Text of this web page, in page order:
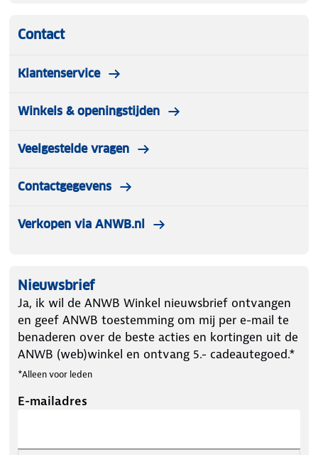
Contact
Klantenservice
Winkels & openingstijden
Veelgestelde vragen
Contactgegevens
Verkopen via ANWB.nl
Nieuwsbrief
Ja, ik wil de ANWB Winkel nieuwsbrief ontvangen
en geef ANWB toestemming om mij per e-mail te
benaderen over de beste acties en kortingen uit de
ANWB (web)winkel en ontvang 5.- cadeautegoed.*
*Alleen voor leden
E-mailadres